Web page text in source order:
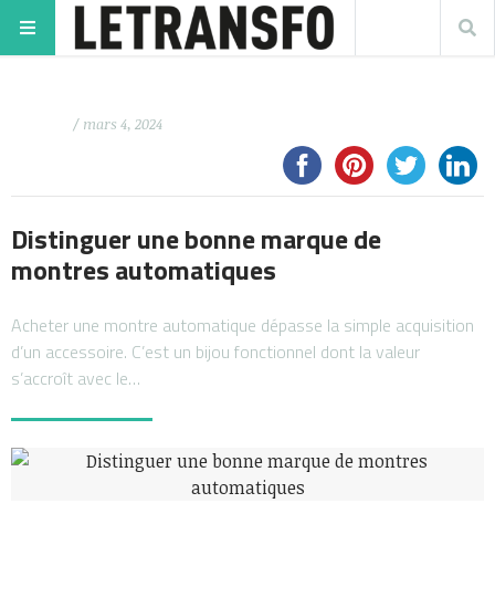
/ mars 4, 2024
Distinguer une bonne marque de
montres automatiques
Acheter une montre automatique dépasse la simple acquisition
d’un accessoire. C’est un bijou fonctionnel dont la valeur
s’accroît avec le…